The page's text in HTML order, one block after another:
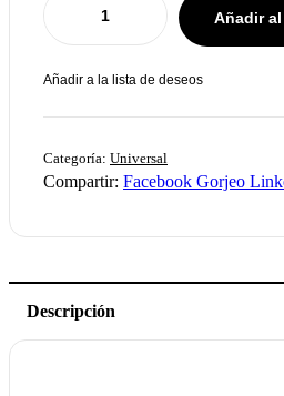
Añadir
Añadir a la lista de deseos
Categoría: Universal
Compartir: Facebook Gorjeo
Descripción